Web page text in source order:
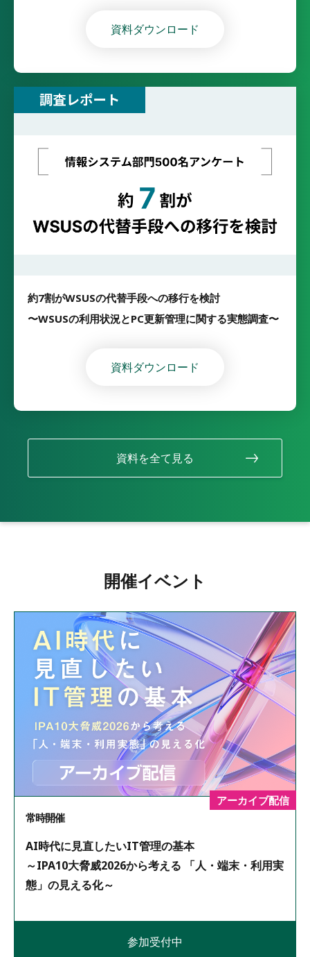
資料ダウンロード
約7割がWSUSの代替手段への移行を検討
〜WSUSの利用状況とPC更新管理に関する実態調査〜
資料ダウンロード
資料を全て見る
開催イベント
アーカイブ配信
常時開催
AI時代に見直したいIT管理の基本
～IPA10大脅威2026から考える 「人・端末・利用実
態」の見える化～
参加受付中